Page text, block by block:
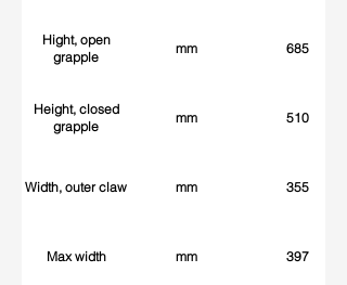
Hight, open
grapple
mm 685
Height, closed
grapple
mm 510
Width, outer claw mm 355
Max width mm 397